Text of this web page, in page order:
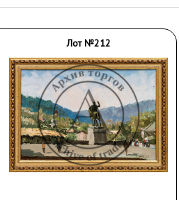
Лот №212